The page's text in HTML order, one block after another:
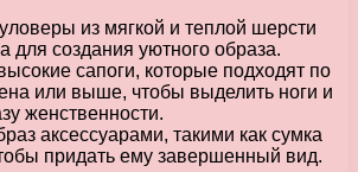
из мягкой и теплой шерсти
для создания уютного образа.
сапоги, которые подходят по
или выше, чтобы выделить ноги и
женственности.
аксессуарами, такими как сумка
придать ему завершенный вид.